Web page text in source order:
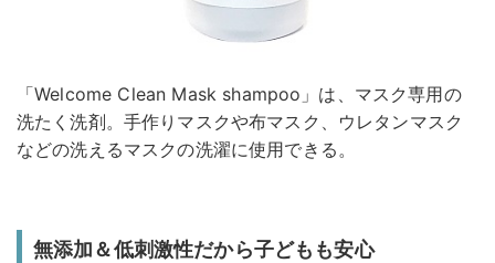
「Welcome Clean Mask shampoo」は、マスク専用の
洗たく洗剤。手作りマスクや布マスク、ウレタンマスク
などの洗えるマスクの洗濯に使用できる。
無添加＆低刺激性だから子どもも安心